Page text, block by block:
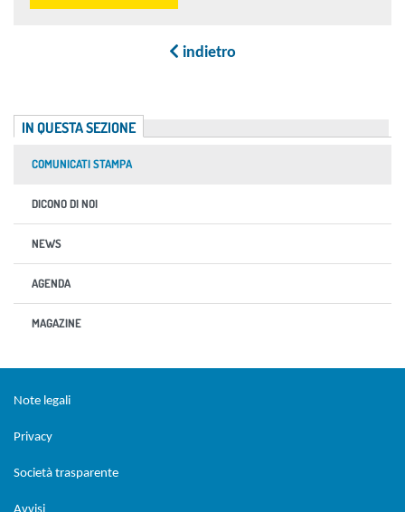
indietro
IN QUESTA SEZIONE
COMUNICATI STAMPA
DICONO DI NOI
NEWS
AGENDA
MAGAZINE
Note legali
Privacy
Società trasparente